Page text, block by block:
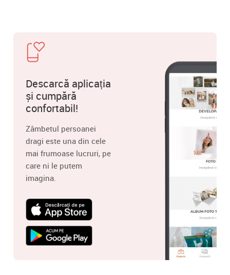
Descarcă aplicația
și cumpără
confortabil!
Zâmbetul persoanei
dragi este una din cele
mai frumoase lucruri, pe
care ni le putem
imagina.